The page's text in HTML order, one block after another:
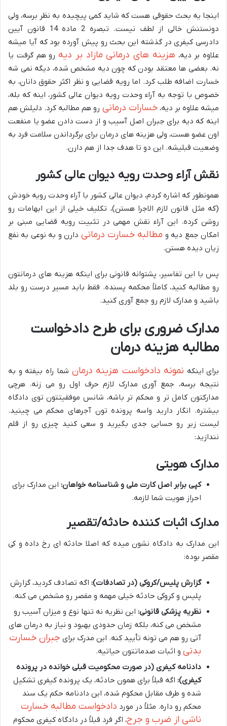
اینجا یه بحث حقوقی هست که شاید کمی پیچیده به نظر برسه، ولی
دونستنش خالی از لطف نیست. تبصره 2 ماده 14 قانون آیین
دادرسی کیفری در گذشته این بحث رو پیش آورده بود که آیا میشه
علاوه بر دیه،هزینه های درمانی مازاد بر دیه رو هم گرفت یا
نه. بعضی ها معتقد بودن که چون دیه مشخص شده، دیگه نمی شه
خسارت اضافه طلب کرد. اما رویه قضایی و نظر اکثر حقوق دانان، به
خصوص با توجه به آراء وحدت رویه دیوان عالی کشور، اینه که بله،
میشه علاوه بر دیه،خسارات درمانی رو هم مطالبه کرد. دلیلش هم
اینه که دیه برای جبران اصل آسیب و از دست دادن عضو یا منفعت
اون عضو هست، ولی هزینه های درمان برای برگرداندن سلامت فرد به
وضعیت قبلیشه. این دو تا هدف جدا از هم دارن.
نقش آراء وحدت رویه دیوان عالی کشور
همونطور که اشاره کردم، دیوان عالی کشور با آراء وحدت رویه خودش
(که مثل قانون لازم الاجرا هستن)، تکلیف خیلی از این ابهامات رو
روشن کرده. این آراء نقش مهمی در تثبیت رویه قضایی مبنی بر
امکان جمع دیه و مطالبه خسارت درمانی دارن و به نوعی به نفع
زیان دیده هستن.
پس با این تفاسیر، پشتوانه قانونی برای اینکه هزینه های درمانتون
رو مطالبه کنید، کاملاً محکمه پسنده. فقط باید مسیر درست رو بلد
باشید و مدارک لازم رو جمع آوری کنید.
مدارک ضروری برای طرح دادخواست
مطالبه هزینه درمان
برای اینکه نمونه دادخواست هزینه درمان شما راه بیفته و به
نتیجه برسه، جمع آوری مدارک لازم حرف اول رو می زنه. هرچی
مدارکتون کامل تر و محکم تر باشه، شانس موفقیتتون توی دادگاه
بیشتره. انگار دارید واسه پرونده تون آجرهای محکم می چینید.
لیست زیر رو حسابی جدی بگیرید و سعی کنید چیزی رو از قلم
نندازید:
مدارک هویتی
کپی برابر اصل کارت ملی و شناسنامه خواهان: این مدارک برای
احراز هویت شما لازمه.
مدارک اثبات کننده حادثه/تقصیر
این مدارک به دادگاه نشون میده که اصلا حادثه ای رخ داده و کی
مقصر بوده:
گزارش پلیس/کروکی (در تصادفات): اگه تصادف کردید، گزارش
پلیس و کروکی حادثه خیلی مهمه و مقصر رو مشخص می کنه.
نظریه پزشکی قانونی: این نظریه نه تنها نوع و میزان آسیب رو
مشخص می کنه، بلکه زمان حدودی بهبود و نیاز به درمان های
آتی رو هم می تونه تأیید کنه. این مدرک برای جبران خسارت
بدنی و اثبات صدماتتون حیاتیه.
دادنامه کیفری (در صورت محکومیت قبلی خوانده در پرونده
کیفری): اگه قبلاً برای همون حادثه، یک پرونده کیفری تشکیل
شده و طرف مقابل محکوم شده، این دادنامه حکم یک سند
محکم رو داره. مثلاً در مورد دادخواست مطالبه خسارت
ناشی از ضرب و جرح، اگر فرد قبلاً در دادگاه کیفری محکوم